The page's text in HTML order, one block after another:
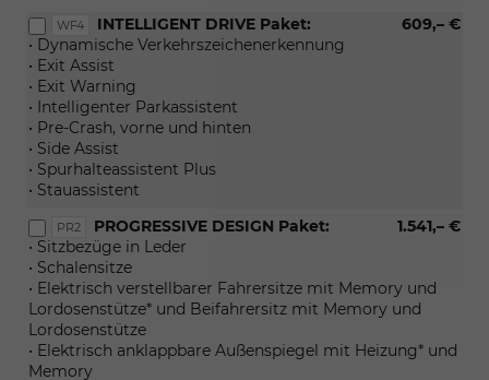
WF4 609,– €
INTELLIGENT DRIVE Paket:
• Dynamische Verkehrszeichenerkennung
• Exit Assist
• Exit Warning
• Intelligenter Parkassistent
• Pre-Crash, vorne und hinten
• Side Assist
• Spurhalteassistent Plus
• Stauassistent
PR2 1.541,– €
PROGRESSIVE DESIGN Paket:
• Sitzbezüge in Leder
• Schalensitze
• Elektrisch verstellbarer Fahrersitze mit Memory und
Lordosenstütze* und Beifahrersitz mit Memory und
Lordosenstütze
• Elektrisch anklappbare Außenspiegel mit Heizung* und
Memory